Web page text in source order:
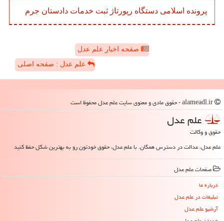
پرونده اسلامی دستگاه رپورتاژ ثبت خدمات دادستان جرم
صفحه اخبار علم عدل
علم عدل : صفحه اصلی
علم عدل
حقوق و وکالت
علم عدل، عدالت در دسترس همگان. با علم عدل، حقوق خودتون رو به بهترین شکل حفظ کنید
صفحات علم عدل
درباره ما
تبلیغات در علم عدل
آرشیو علم عدل